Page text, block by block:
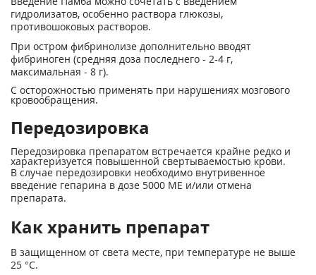
гидролизатов, особенно раствора глюкозы,
противошоковых растворов.
При остром фибринолизе дополнительно вводят
фибриноген (средняя доза последнего - 2-4 г,
максимальная - 8 г).
С осторожностью применять при нарушениях мозгового
кровообращения.
Передозировка
Передозировка препаратом встречается крайне редко и
характеризуется повышенной свертываемостью крови.
В случае передозировки необходимо внутривенное
введение гепарина в дозе 5000 ME и/или отмена
препарата.
Как хранить препарат
В защищенном от света месте, при температуре не выше
25 °С.